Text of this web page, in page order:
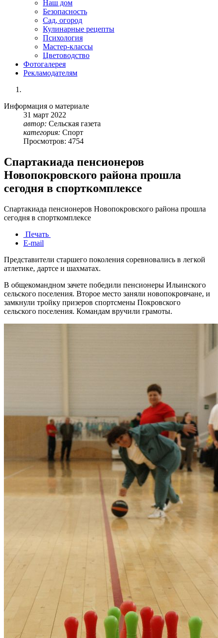
Наш дом
Безопасность
Сад, огород
Кулинарные рецепты
Психология
Мастер-классы
Цветоводство
Фотогалерея
Рекламодателям
Информация о материале
31 март 2022
автор: Сельская газета
категория: Спорт
Просмотров: 4754
Спартакиада пенсионеров
Новопокровского района прошла
сегодня в спорткомплексе
Спартакиада пенсионеров Новопокровского района прошла
сегодня в спорткомплексе
Печать
E-mail
Представители старшего поколения соревновались в легкой
атлетике, дартсе и шахматах.
В общекомандном зачете победили пенсионеры Ильинского
сельского поселения. Второе место заняли новопокровчане, и
замкнули тройку призеров спортсмены Покровского
сельского поселения. Командам вручили грамоты.